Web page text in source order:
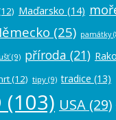
Maďarsko (14)
(25) památky
(9) příroda (21)
(12) tipy (9) tradice (13)
(103) USA (29)